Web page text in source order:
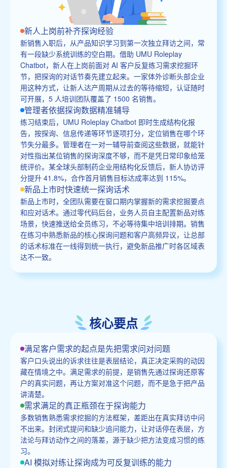
新人上岗前补齐探询经验
新销售入职后，从产品知识学习到第一次独立拜访之间，常
有一段缺少系统训练的空白期。借助 UMU Roleplay
Chatbot，新人在上岗前面对 AI 客户反复练习需求挖掘环
节，把探询的对话节奏先建立起来。一家体外诊断头部企业
用这种方式，让新人达产周期从过去的等待缩短，认证随时
可开展，5 人培训团队覆盖了 1500 名销售。
管理者依据探询数据精准辅导
练习结束后，UMU Roleplay Chatbot 即时生成结构化报
告，按探询、信息传递等环节逐项打分，定位销售在哪个环
节失分最多。管理者在一对一辅导前查阅这些数据，就能针
对性指出某位销售的探询深度不够，而不是凭日常印象给笼
统评价。某全球头部制药企业用结构化反馈后，新人协访评
分提升 41.8%，合作首月销售目标达成率达到 115%。
新品上市时快速统一探询话术
新品上市时，全团队需要在窗口期内掌握新的需求挖掘要点
和应对话术。通过零代码后台，业务人员自主配置新品对练
场景，快速推送给全员练习，不必等待集中培训排期。销售
在练习中熟悉新品的核心探询问题和客户高频异议，让总部
的话术标准在一线得到统一执行，避免新品推广时各区域表
达不一致。
核心要点
满足客户需求的起点是先把需求问对问题
客户口头说出的诉求往往是表层结论，真正决定采购的动因
藏在情境之中。满足需求的前提，是销售先通过探询还原客
户的真实问题，再让方案对准这个问题，而不是急于把产品
讲清楚。
需求满足的真正瓶颈在于探询能力
多数销售熟悉需求挖掘的方法框架，差距出在真实拜访中问
不出来。封闭式提问和缺少追问能力，让对话停在表层，方
法论与拜访动作之间的落差，源于缺少把方法变成习惯的练
习。
AI 模拟对练让探询成为可反复训练的能力